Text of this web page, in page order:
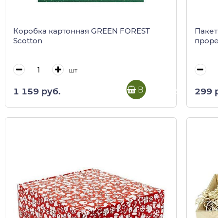
Коробка картонная GREEN FOREST
Scotton
шт
1 159 руб. В корзину 299